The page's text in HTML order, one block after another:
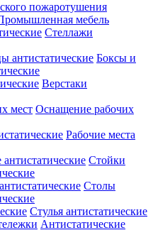
пожаротушения
мебель
Стеллажи
Боксы и
Верстаки
Оснащение рабочих
Рабочие места
Стойки
Столы
Стулья антистатические
Антистатические